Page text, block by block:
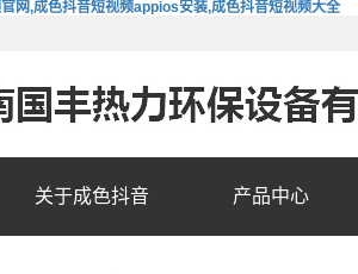
网,成色抖音短视频appios安装,成色抖音短视频大全
关于成色抖音 产品中心